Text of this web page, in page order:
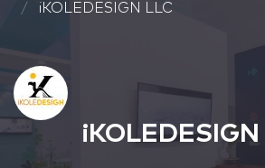
iKOLEDESIGN LLC
iKOLEDESIGN